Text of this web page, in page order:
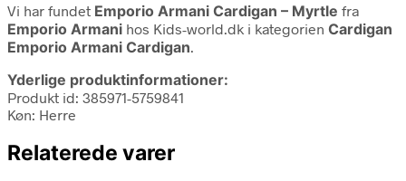
Vi har fundet Emporio Armani Cardigan – Myrtle fra
Emporio Armani hos Kids-world.dk i kategorien Cardigan
Emporio Armani Cardigan.
Yderlige produktinformationer:
Produkt id: 385971-5759841
Køn: Herre
Relaterede varer